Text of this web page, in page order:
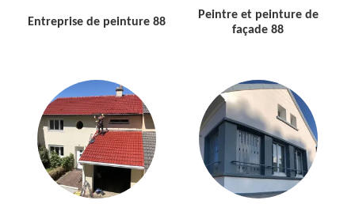
Entreprise de peinture 88
Peintre et peinture de
façade 88